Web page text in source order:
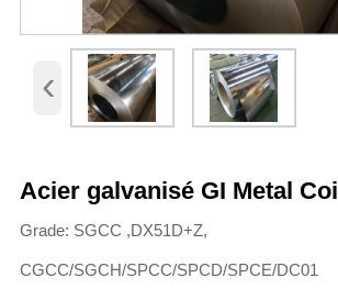
‹
Acier galvanisé GI Metal Coil
Grade: SGCC ,DX51D+Z,
CGCC/SGCH/SPCC/SPCD/SPCE/DC01